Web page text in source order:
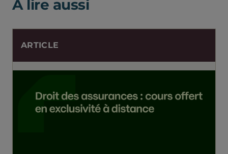
À lire aussi
ARTICLE